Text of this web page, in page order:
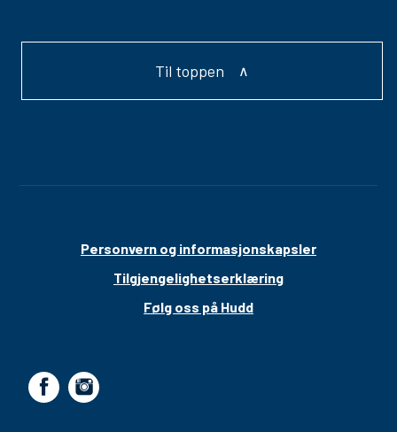
Til toppen
Personvern og informasjonskapsler
Tilgjengelighetserklæring
Følg oss på Hudd